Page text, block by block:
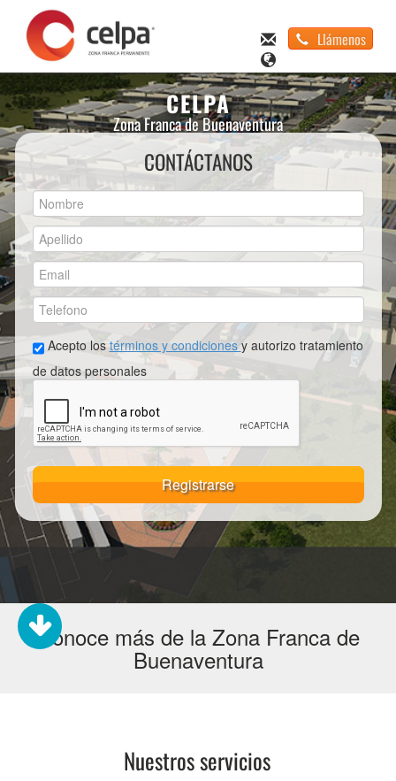
Llámenos
CELPA
Zona Franca de Buenaventura
CONTÁCTANOS
Acepto lostérminos y condicionesy autorizo tratamiento
de datos personales
Registrarse
Conoce más de la Zona Franca de
Buenaventura
Nuestros servicios